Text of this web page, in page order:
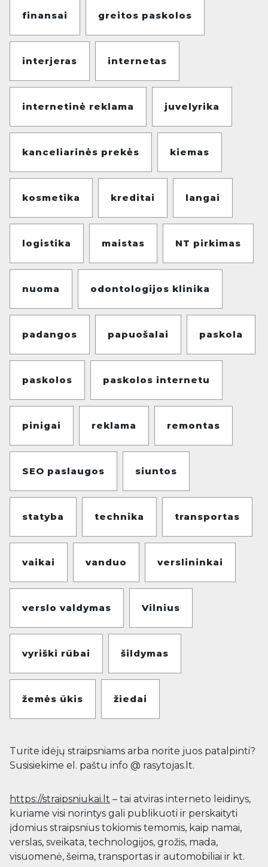
finansai greitos paskolos
interjeras internetas
internetinė reklama juvelyrika
kanceliarinės prekės kiemas
kosmetika kreditai langai
logistika maistas NT pirkimas
nuoma odontologijos klinika
padangos papuošalai paskola
paskolos paskolos internetu
pinigai reklama remontas
SEO paslaugos siuntos
statyba technika transportas
vaikai vanduo verslininkai
verslo valdymas Vilnius
vyriški rūbai šildymas
žemės ūkis žiedai
Turite idėjų straipsniams arba norite juos patalpinti?
Susisiekime el. paštu info @ rasytojas.lt.
https://straipsniukai.lt – tai atviras interneto leidinys,
kuriame visi norintys gali publikuoti ir perskaityti
įdomius straipsnius tokiomis temomis, kaip namai,
verslas, sveikata, technologijos, grožis, mada,
visuomenė, šeima, transportas ir automobiliai ir kt.